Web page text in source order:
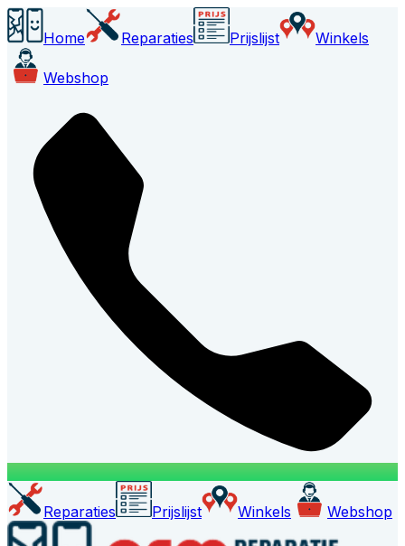
Home Reparaties Prijslijst Winkels
Webshop
Reparaties Prijslijst Winkels Webshop